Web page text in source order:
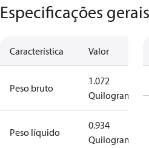
Especificações
Característica Valor
Peso bruto
1.072
Quilograma
Peso líquido
0.934
Quilograma